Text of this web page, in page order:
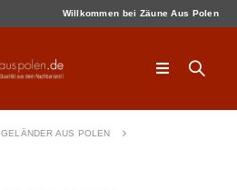
Willkommen bei Zäune Aus Polen
GELÄNDER AUS POLEN